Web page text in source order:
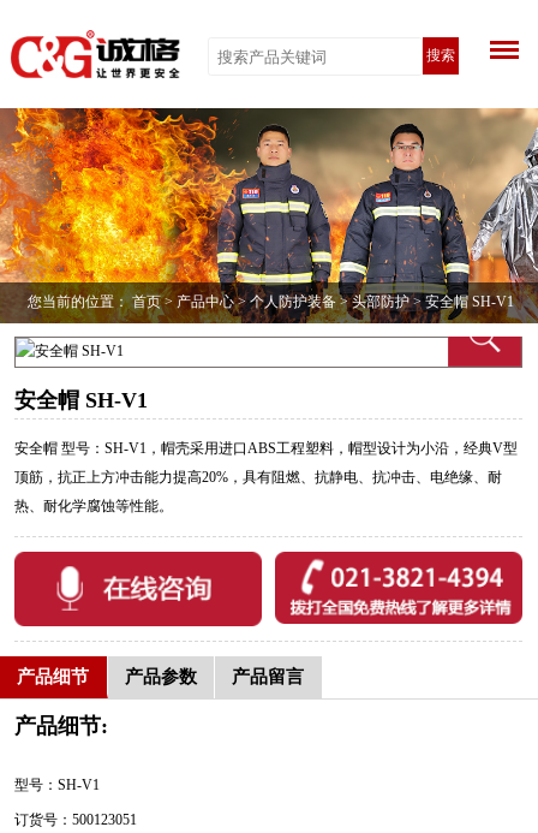
搜索
您当前的位置：首页> 产品中心>个人防护装备>头部防护> 安全帽 SH-V1
安全帽 SH-V1
安全帽 型号：SH-V1，帽壳采用进口ABS工程塑料，帽型设计为小沿，经典V型
顶筋，抗正上方冲击能力提高20%，具有阻燃、抗静电、抗冲击、电绝缘、耐
热、耐化学腐蚀等性能。
产品细节 产品参数 产品留言
产品细节:
型号：SH-V1
订货号：500123051